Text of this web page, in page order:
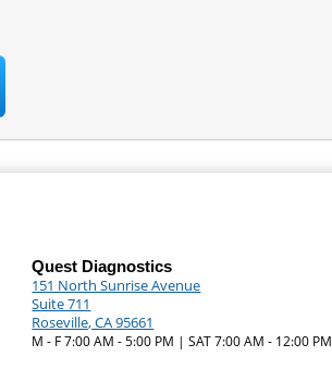
Quest Diagnostics
151 North Sunrise Avenue
Suite 711
Roseville, CA 95661
M - F 7:00 AM - 5:00 PM | SAT 7:00 AM - 12:00 PM